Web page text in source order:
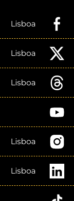
Lisboa
Lisboa
Lisboa
Lisboa
Lisboa